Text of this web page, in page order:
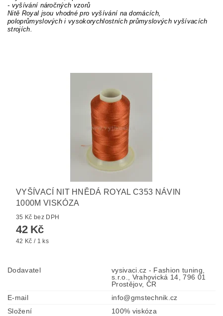
- vyšívání náročných vzorů
Nitě Royal jsou vhodné pro vyšívání na domácích,
poloprůmyslových i vysokorychlostních průmyslových vyšívacích
strojích.
VYŠÍVACÍ NIT HNĚDÁ ROYAL C353 NÁVIN
1000M VISKÓZA
35 Kč bez DPH
42 Kč
42 Kč / 1 ks
Dodavatel
vysivaci.cz - Fashion tuning,
s.r.o., Vrahovická 14, 796 01
Prostějov, ČR
E-mail
info@gmstechnik.cz
Složení
100% viskóza